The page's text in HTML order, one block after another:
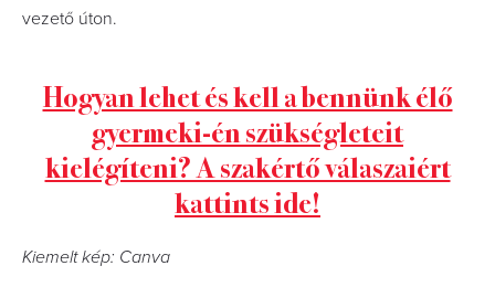
vezető úton.
Hogyan lehet és kell a bennünk élő
gyermeki-én szükségleteit
kielégíteni? A szakértő válaszaiért
kattints ide!
Kiemelt kép: Canva